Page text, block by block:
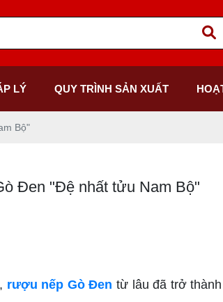
LÝ QUY TRÌNH SẢN XUẤT
Bộ"
Đen "Đệ nhất tửu Nam Bộ"
rượu nếp Gò Đen từ lâu đã trở